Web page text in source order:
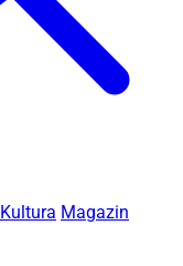
Kultura Magazin